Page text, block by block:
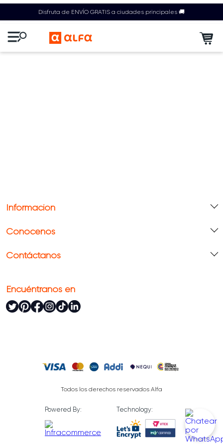
Disfruta de ENVÍO GRATIS a ciudades principales 🚚
Información
Conócenos
Contáctanos
Encuéntranos en
Todos los derechos reservados Alfa
Powered By: Technology: